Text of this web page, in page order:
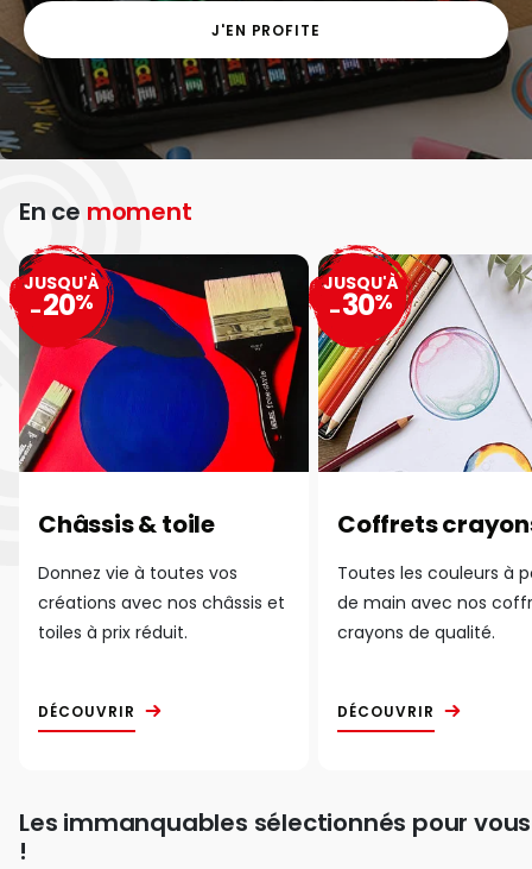
J'EN PROFITE
En ce moment
Châssis & toile
Donnez vie à toutes vos
créations avec nos châssis et
toiles à prix réduit.
DÉCOUVRIR
JUSQU'À
-20%
Coffrets
Toutes les couleurs à
de main avec nos
crayons de qualité.
DÉCOUVRIR
JUSQU'À
-30%
Les immanquables sélectionnés pour vous
!